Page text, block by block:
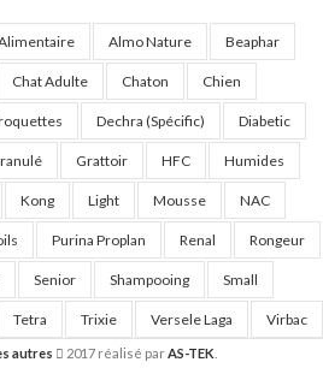
Almo Nature Beaphar
Chat Adulte Chaton Chien
Dechra (Spécific) Diabetic
Grattoir HFC Humides
Kong Light Mousse NAC
Purina Proplan Renal Rongeur
Senior Shampooing Small
Tetra Trixie Versele Laga Virbac
autres 2017 réalisé parAS-TEK